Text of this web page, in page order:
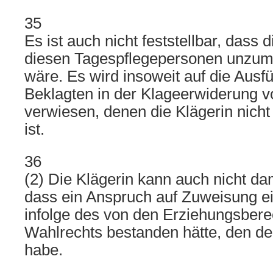
35
Es ist auch nicht feststellbar, dass
diesen Tagespflegepersonen
wäre. Es wird insoweit auf die
Beklagten in der Klageerwiderung
verwiesen, denen die Klägerin
ist.
36
(2) Die Klägerin kann auch nicht
dass ein Anspruch auf Zuweisung
infolge des von den
Wahlrechts bestanden hätte, den
habe.